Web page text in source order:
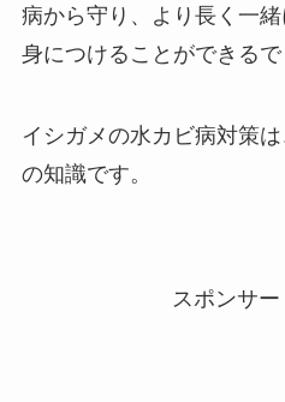
病から守り、より長く一
身につけることができるで
イシガメの水カビ病対策
の知識です。
スポンサ